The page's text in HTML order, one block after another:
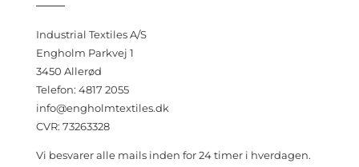
Industrial Textiles A/S
Engholm Parkvej 1
3450 Allerød
Telefon: 4817 2055
info@engholmtextiles.dk
CVR: 73263328
Vi besvarer alle mails inden for 24 timer i hverdagen.